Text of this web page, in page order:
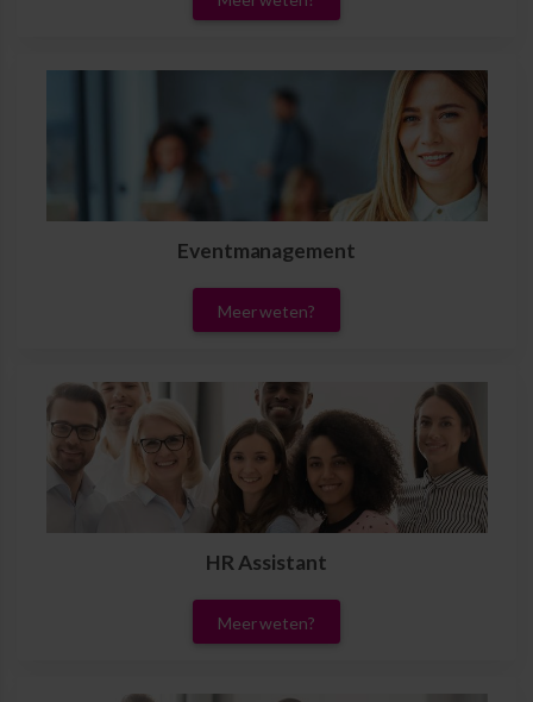
Eventmanagement
Meer weten?
HR Assistant
Meer weten?